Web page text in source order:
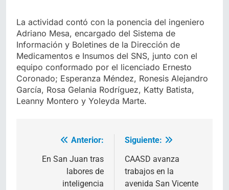
La actividad contó con la ponencia del ingeniero
Adriano Mesa, encargado del Sistema de
Información y Boletines de la Dirección de
Medicamentos e Insumos del SNS, junto con el
equipo conformado por el licenciado Ernesto
Coronado; Esperanza Méndez, Ronesis Alejandro
García, Rosa Gelania Rodríguez, Katty Batista,
Leanny Montero y Yoleyda Marte.
Navegación
entradas
Anterior:
En San Juan tras
labores de
inteligencia
Siguiente:
CAASD avanza
trabajos en la
avenida San Vicente